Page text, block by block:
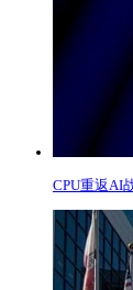
CPU重返AI